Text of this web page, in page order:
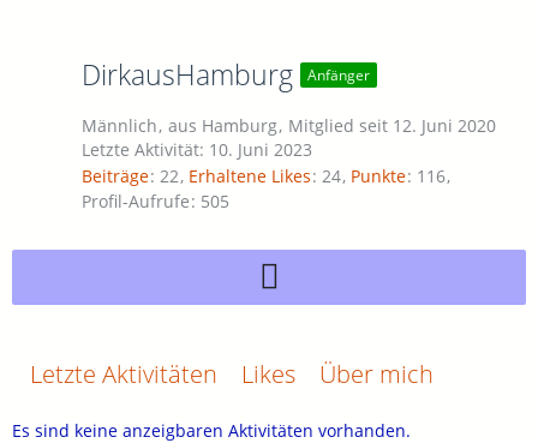
DirkausHamburg Anfänger
Männlich aus Hamburg Mitglied seit 12. Juni 2020
Letzte Aktivität: 10. Juni 2023
Beiträge 22 Erhaltene Likes 24 Punkte 116
Profil-Aufrufe 505
Letzte Aktivitäten Likes Über mich
Es sind keine anzeigbaren Aktivitäten vorhanden.